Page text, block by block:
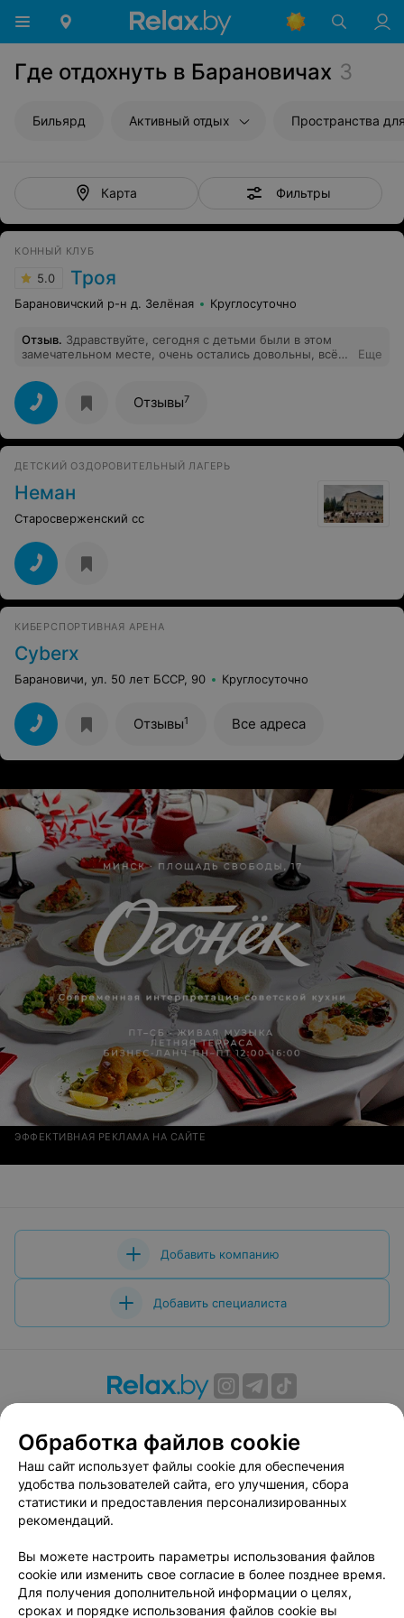
Где отдохнуть в Барановичах 3
Бильярд Активный отдых Пространства
Карта Фильтры
КОННЫЙ КЛУБ
5.0 Троя
Барановичский р-н д. Зелёная Круглосуточно
Отзыв. Здравствуйте, сегодня с детьми были в этом
замечательном месте, очень остались довольны, всё
хотим сказать отдельное спасибо! Всё показали,
рассказали ,деткам помогли держаться в седле.
Обязательно вернёмся ещё пусть только потеплеет)
Еще
Отзывы7
ДЕТСКИЙ ОЗДОРОВИТЕЛЬНЫЙ ЛАГЕРЬ
Неман
Старосверженский сс
КИБЕРСПОРТИВНАЯ АРЕНА
Сyberx
Барановичи, ул. 50 лет БССР, 90 Круглосуточно
Отзывы1 Все адреса
ЭФФЕКТИВНАЯ РЕКЛАМА НА САЙТЕ
Добавить компанию
Добавить специалиста
Вакансии
Публичный договор
Способы оплаты
Публичный договор по использованию сервиса
«Афиша»
Пользовательское соглашение
Связаться по вопросам сотрудничества
Написать руководителю relax.by
Персональные настройки cookie
Обработка файлов cookie
Наш сайт использует файлы cookie для обеспечения
удобства пользователей сайта, его улучшения, сбора
статистики и предоставления персонализированных
рекомендаций.
Вы можете настроить параметры использования файлов
cookie или изменить свое согласие в более позднее время.
Для получения дополнительной информации о целях,
сроках и порядке использования файлов cookie вы